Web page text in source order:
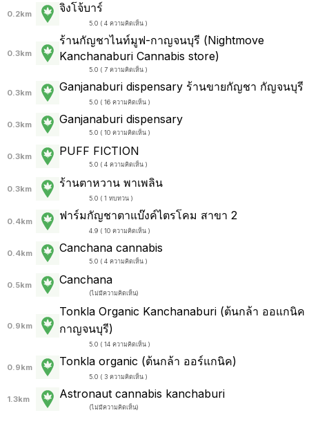
0.2km จิงโจ้บาร์
5.0 ( 4 ความคิดเห็น )
0.3km
ร้านกัญชาไนท์มูฟ-กาญจนบุรี (Nightmove
Kanchanaburi Cannabis store)
5.0 ( 7 ความคิดเห็น )
0.3km Ganjanaburi dispensary ร้านขายกัญชา กัญจนบุรี
5.0 ( 16 ความคิดเห็น )
0.3km Ganjanaburi dispensary
5.0 ( 10 ความคิดเห็น )
0.3km PUFF FICTION
5.0 ( 4 ความคิดเห็น )
0.3km ร้านตาหวาน พาเพลิน
5.0 ( 1 ทบทวน )
0.4km ฟาร์มกัญชาตาแบ๊งค์ไตรโคม สาขา 2
4.9 ( 10 ความคิดเห็น )
0.4km Canchana cannabis
5.0 ( 4 ความคิดเห็น )
0.5km Canchana
(ไม่มีความคิดเห็น)
0.9km
Tonkla Organic Kanchanaburi (ต้นกล้า ออแกนิค
กาญจนบุรี)
5.0 ( 14 ความคิดเห็น )
0.9km Tonkla organic (ต้นกล้า ออร์แกนิค)
5.0 ( 3 ความคิดเห็น )
1.3km Astronaut cannabis kanchaburi
(ไม่มีความคิดเห็น)